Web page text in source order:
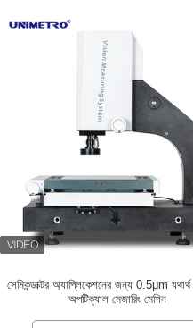
সেমিকন্ডাক্টর অ্যাপ্লিকেশনের জন্য 0.5μm
অপটিক্যাল মেজারিং মেশিন